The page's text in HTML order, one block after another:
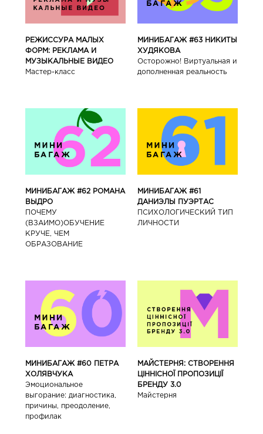
РЕЖИССУРА МАЛЫХ
ФОРМ: РЕКЛАМА И
МУЗЫКАЛЬНЫЕ ВИДЕО
Мастер-класс
МИНИБАГАЖ #63 НИКИТЫ
ХУДЯКОВА
Осторожно! Виртуальная и
дополненная реальность
МИНИБАГАЖ #62 РОМАНА
ВЫДРО
ПОЧЕМУ
(ВЗАИМО)ОБУЧЕНИЕ
КРУЧЕ, ЧЕМ
ОБРАЗОВАНИЕ
МИНИБАГАЖ #61
ДАНИЭЛЫ ПУЭРТАС
ПСИХОЛОГИЧЕСКИЙ ТИП
ЛИЧНОСТИ
МИНИБАГАЖ #60 ПЕТРА
ХОЛЯВЧУКА
Эмоциональное
выгорание: диагностика,
причины, преодоление,
профилак
МАЙСТЕРНЯ: СТВОРЕННЯ
ЦІННІСНОЇ ПРОПОЗИЦІЇ
БРЕНДУ 3.0
Майстерня